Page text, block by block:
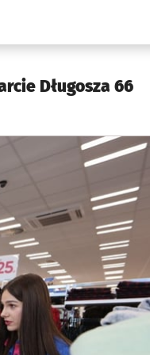
Wrocławia
Długosza 66